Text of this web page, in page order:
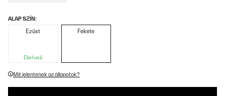
ALAP SZÍN:
Ezüst
Elérhető
Fekete
Mit jelentenek az állapotok?